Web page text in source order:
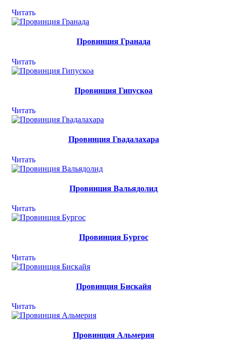
Читать
Провинция Гранада
Читать
Провинция Гипускоа
Читать
Провинция Гвадалахара
Читать
Провинция Вальядолид
Читать
Провинция Бургос
Читать
Провинция Бискайя
Читать
Провинция Альмерия